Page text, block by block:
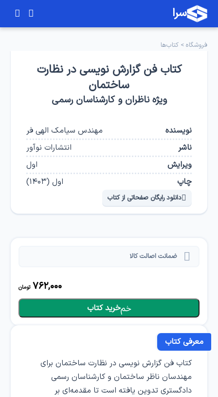
سرا
فروشگاه >کتاب‌ها
کتاب فن گزارش نویسی در نظارت
ساختمان
ویژه ناظران و کارشناسان رسمی
نویسنده
مهندس سیامک الهی فر
ناشر
انتشارات نوآور
ویرایش
اول
چاپ
اول(۱۴۰۳)
دانلود رایگان صفحاتی از کتاب
ضمانت اصالت کالا
762,000 تومان
خرید کتاب
معرفی کتاب
کتاب فن گزارش نویسی در نظارت ساختمان برای
مهندسان ناظر ساختمان و کارشناسان رسمی
دادگستری تدوین یافته است تا مقدمه‌ای بر